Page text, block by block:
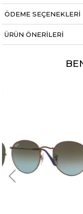
ÖDEME SEÇENEKLERI
ÜRÜN ÖNERILERI